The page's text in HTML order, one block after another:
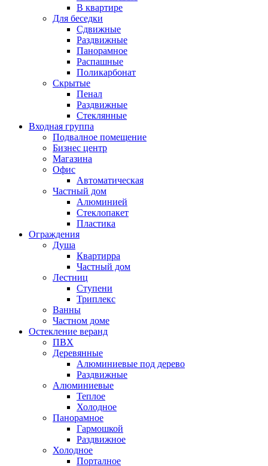
В квартире
Для беседки
Сдвижные
Раздвижные
Панорамное
Распашные
Поликарбонат
Скрытые
Пенал
Раздвижные
Стеклянные
Входная группа
Подвалное помещение
Бизнес центр
Магазина
Офис
Автоматическая
Частный дом
Алюминией
Стеклопакет
Пластика
Ограждения
Душа
Квартирра
Частный дом
Лестниц
Ступени
Триплекс
Ванны
Частном доме
Остекление веранд
ПВХ
Деревянные
Алюминиевые под дерево
Раздвижные
Алюминиевые
Теплое
Холодное
Панорамное
Гармошкой
Раздвижное
Холодное
Порталное